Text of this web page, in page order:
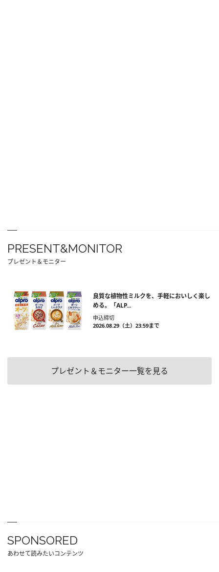
PRESENT&MONITOR
プレゼント＆モニター
良質な植物性ミルクを、手軽においしく楽し
める。「ALP...
申込締切
2026.08.29（土）23:59まで
プレゼント＆モニター一覧を見る
SPONSORED
あわせて読みたいコンテンツ